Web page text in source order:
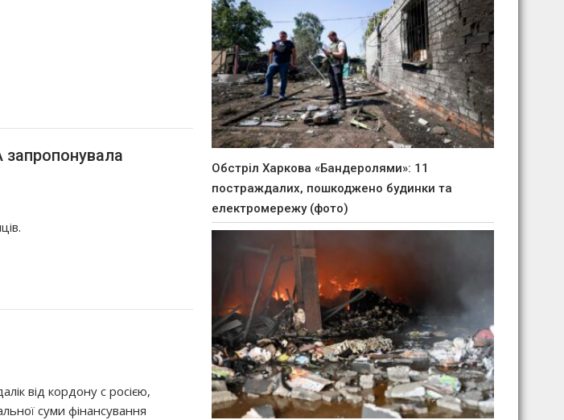
запропонувала
від кордону с росією,
суми фінансування
Обстріл Харкова «Бандеролями»: 11
постраждалих, пошкоджено будинки та
електромережу (фото)